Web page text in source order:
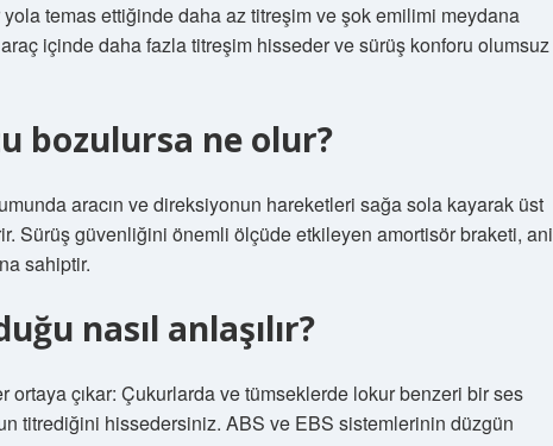
yola temas ettiğinde daha az titreşim ve şok emilimi meydana
içinde daha fazla titreşim hisseder ve sürüş konforu olumsuz
bozulursa ne olur?
aracın ve direksiyonun hareketleri sağa sola kayarak üst
Sürüş güvenliğini önemli ölçüde etkileyen amortisör braketi, ani
sahiptir.
nasıl anlaşılır?
ortaya çıkar: Çukurlarda ve tümseklerde lokur benzeri bir ses
titrediğini hissedersiniz. ABS ve EBS sistemlerinin düzgün